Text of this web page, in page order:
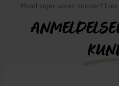
Hvad siger vores kunder?